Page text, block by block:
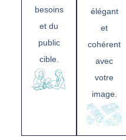
besoins
et du
public
cible.
élégant
et
cohérent
avec
votre
image.